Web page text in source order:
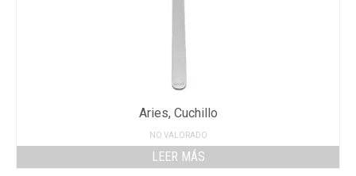
Aries, Cuchillo
NO VALORADO
LEER MÁS